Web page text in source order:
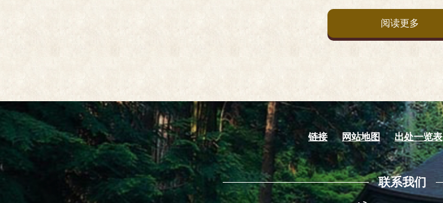
阅读更多
链接 网站地图 出处一览表
联系我们